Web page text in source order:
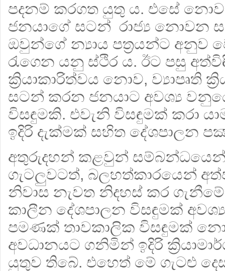
පදනම් කරගත යුතු ය. එසේ
ජනයාගේ සටන් රාජ්‍ය නොවන
ඔවුන්ගේ න්‍යාය පත්‍රයන්ට අනුව
රැගෙන යනු ස්ථිර ය. ඊට පසු
ක්‍රියාකාරිත්වය නොව, ව්‍යාපෘති
සටන් කරන ජනයාට අවශ්‍ය
විසඳුමකි. එවැනි විසඳුමක් කරා
ඉදිරි දැක්මක් සහිත දේශපාලන
අතුරුදහන් කළවුන් සම්බන්ධයෙන්
ගැටලුවටත්, බලහත්කාරයෙන්
නිවාස නැවත නිදහස් කර
කාලීන දේශපාලන විසඳුමක්
පමණක් තාවකාලික විසඳුමක්
අවධානයට ගනිමින් ඉදිරි
යුතුව තිබේ. එහෙත් මේ ගැටළු